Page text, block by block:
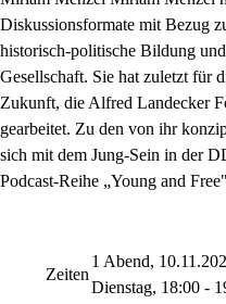
Diskussionsformate mit Bezug
historisch-politische Bildung
Gesellschaft. Sie hat zuletzt für
Zukunft, die Alfred Landecker
gearbeitet. Zu den von ihr
sich mit dem Jung-Sein in der
Podcast-Reihe „Young and
Zeiten
1 Abend,
Dienstag, 18:00 -